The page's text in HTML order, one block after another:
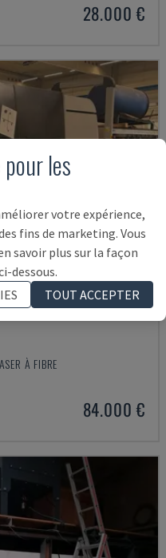
28.000 €
À FIBRE
84.000 €
les
votre expérience,
fins de marketing. Vous
savoir plus sur la façon
dessous.
TOUT ACCEPTER